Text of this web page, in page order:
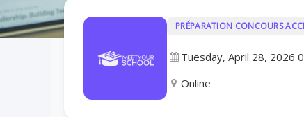
PRÉPARATION CONCOURS
Tuesday, April 28, 2026
Online